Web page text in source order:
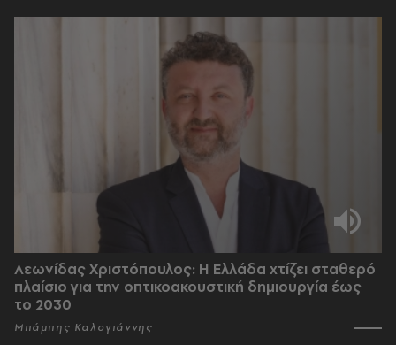
Λεωνίδας Χριστόπουλος: Η Ελλάδα χτίζει σταθερό
πλαίσιο για την οπτικοακουστική δημιουργία έως
το 2030
Μπάμπης Καλογιάννης